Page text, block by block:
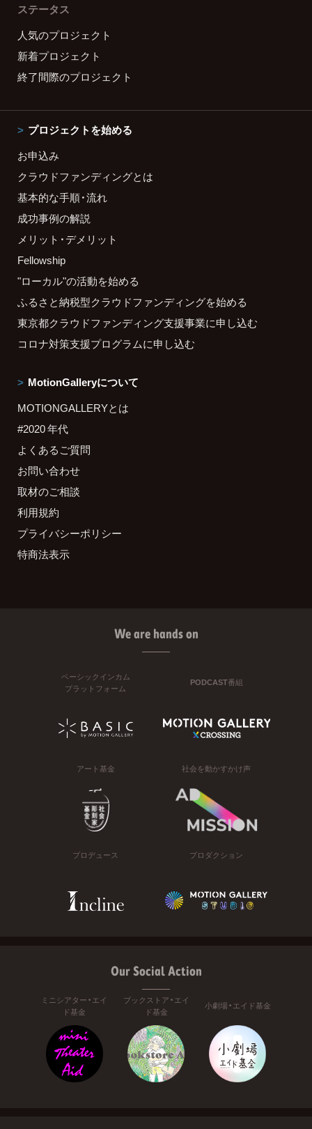
ステータス
人気のプロジェクト
新着プロジェクト
終了間際のプロジェクト
プロジェクトを始める
お申込み
クラウドファンディングとは
基本的な手順・流れ
成功事例の解説
メリット・デメリット
Fellowship
"ローカル"の活動を始める
ふるさと納税型クラウドファンディングを始める
東京都クラウドファンディング支援事業に申し込む
コロナ対策支援プログラムに申し込む
MotionGalleryについて
MOTIONGALLERYとは
#2020 年代
よくあるご質問
お問い合わせ
取材のご相談
利用規約
プライバシーポリシー
特商法表示
We are hands on
ベーシックインカム
プラットフォーム
PODCAST番組
アート基金 社会を動かすかけ声
プロデュース プロダクション
Our Social Action
ミニシアター・エイ
ド基金
ブックストア・エイ
ド基金
小劇場・エイド基金